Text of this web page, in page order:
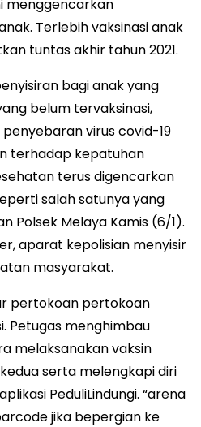
menggencarkan
Terlebih vaksinasi anak
tuntas akhir tahun 2021.
bagi anak yang
belum tervaksinasi,
virus covid-19
terhadap kepatuhan
terus digencarkan
salah satunya yang
Polsek Melaya Kamis (6/1).
aparat kepolisian menyisir
masyarakat.
pertokoan pertokoan
Petugas menghimbau
melaksanakan vaksin
serta melengkapi diri
PeduliLindungi. “arena
jika bepergian ke